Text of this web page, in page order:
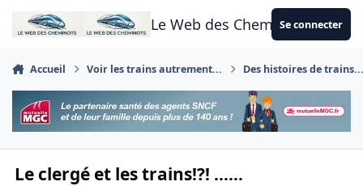
Aller au contenu
Le Web des CheminotsSe connecter
Accueil Voir les trains autrement... Des histoires de
Le clergé et les trains!?! ......